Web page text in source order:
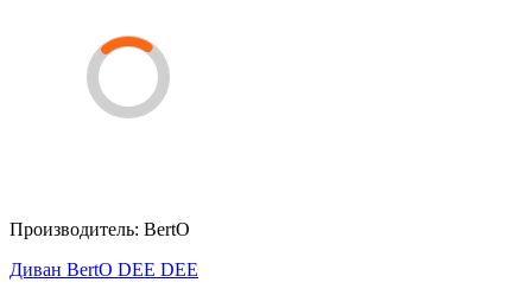
Производитель: BertO
Диван BertO DEE DEE